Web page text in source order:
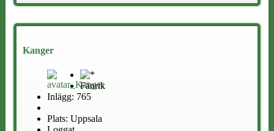
Kanger
Fänrik
Inlägg: 765
Plats: Uppsala